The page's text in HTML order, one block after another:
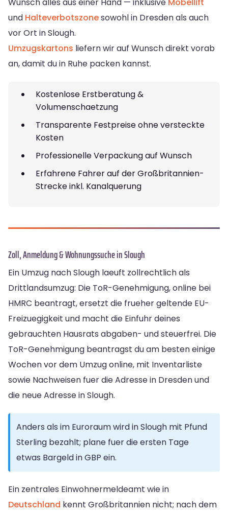
Wunsch alles aus einer Hand — inklusive Möbellift
und Halteverbotszonesowohl in Dresden als auch
vor Ort in Slough.
Umzugskartons liefern wir auf Wunsch direkt vorab
an, damit du in Ruhe packen kannst.
Kostenlose Erstberatung &
Volumenschaetzung
Transparente Festpreise ohne versteckte
Kosten
Professionelle Verpackung auf Wunsch
Erfahrene Fahrer auf der Großbritannien-
Strecke inkl. Kanalquerung
Zoll, Anmeldung & Wohnungssuche in Slough
Ein Umzug nach Slough laeuft zollrechtlich als
Drittlandsumzug: Die ToR-Genehmigung, online bei
HMRC beantragt, ersetzt die frueher geltende EU-
Freizuegigkeit und macht die Einfuhr deines
gebrauchten Hausrats abgaben- und steuerfrei. Die
ToR-Genehmigung beantragst du am besten einige
Wochen vor dem Umzug online, mit Inventarliste
sowie Nachweisen fuer die Adresse in Dresden und
die neue Adresse in Slough.
Anders als im Euroraum wird in Slough mit Pfund
Sterling bezahlt; plane fuer die ersten Tage
etwas Bargeld in GBP ein.
Ein zentrales Einwohnermeldeamt wie in
Deutschland kennt Großbritannien nicht; nach dem